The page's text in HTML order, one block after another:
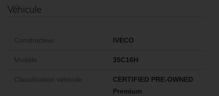
Véhicule
Constructeur IVECO
Modèle 35C16H
Classification véhicule
CERTIFIED PRE-OWNED
Premium